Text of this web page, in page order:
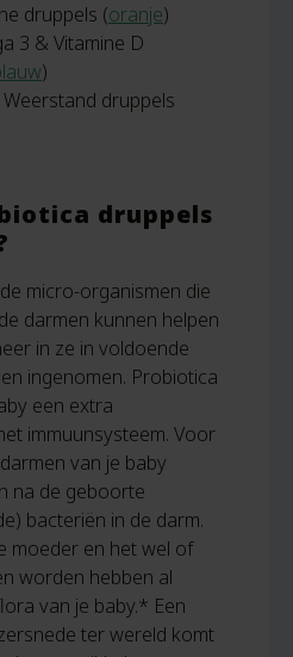
druppels (oranje)
3 & Vitamine D
)
druppels
druppels
micro-organismen die
darmen kunnen helpen
in ze in voldoende
ingenomen. Probiotica
een extra
immuunsysteem. Voor
van je baby
na de geboorte
bacteriën in de darm.
moeder en het wel of
worden hebben al
van je baby.* Een
ter wereld komt